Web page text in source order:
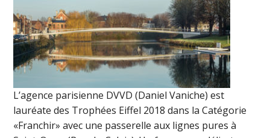
L’agence parisienne DVVD (Daniel Vaniche) est
lauréate des Trophées Eiffel 2018 dans la Catégorie
«Franchir» avec une passerelle aux lignes pures à